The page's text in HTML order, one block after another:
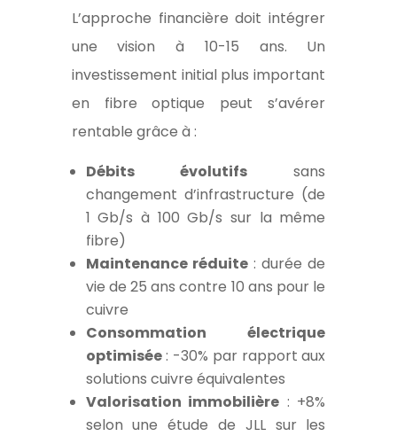
L’approche financière doit intégrer
une vision à 10-15 ans. Un
investissement initial plus important
en fibre optique peut s’avérer
rentable grâce à :
Débits évolutifs sans
changement d’infrastructure (de
1 Gb/s à 100 Gb/s sur la même
fibre)
Maintenance réduite: durée de
vie de 25 ans contre 10 ans pour le
cuivre
Consommation électrique
optimisée: -30% par rapport aux
solutions cuivre équivalentes
Valorisation immobilière : +8%
selon une étude de JLL sur les